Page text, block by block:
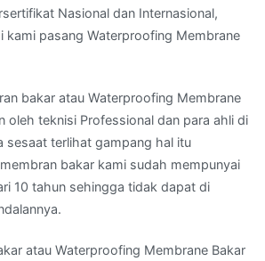
Nasional dan Internasional,
kami pasang Waterproofing Membrane
bakar atau Waterproofing Membrane
oleh teknisi Professional dan para ahli di
sesaat terlihat gampang hal itu
bakar kami sudah mempunyai
10 tahun sehingga tidak dapat di
atau Waterproofing Membrane Bakar